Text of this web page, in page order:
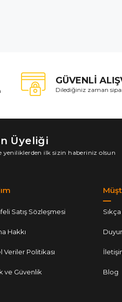
GÜVENLİ
Dilediğiniz zaman
Üyeliği
yeniliklerden ilk sizin haberiniz olsun
Satış Sözleşmesi
Hakkı
Veriler Politikası
ve Güvenlik Blog